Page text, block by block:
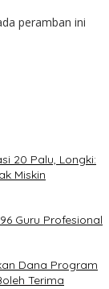
peramban ini
20 Palu, Longki:
Miskin
Guru Profesional
Dana Program
Terima